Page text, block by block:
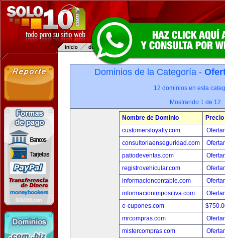
Dominios de la Categoría -
12 dominios en esta
Mostrando 1 de 12
Nombre de Dominio
Precio
customersloyalty.com
consultoriaenseguridad.com
patiodeventas.com
registrovehicular.com
informacioncontable.com
informacionimpositiva.com
e-cupones.com
mrcompras.com
mistercompras.com